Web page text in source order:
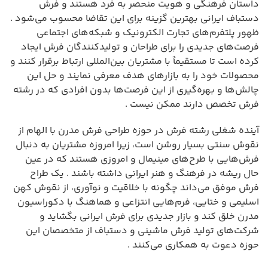
داستان فرهنگی و هویت منحصر به فرد هستند و فرش
دستباف ایرانی بهترین گزینه برای این تقاضا محسوب می‌شود .
ظهور پلتفرم‌های تجارت الکترونیک و شبکه‌های اجتماعی
فرصت‌های جدیدی را برای طراحان و تولیدکنندگان فرش ایجاد
کرده است تا مستقیماً با مشتریان بین‌المللی ارتباط برقرار کنند و
محصولات خود را به بازارهای هدف معرفی نمایند و حل این
چالش‌ها و بهره‌گیری از این فرصت‌ها بدون افرادی که در رشته
فرش تخصص دارند ممکن نیست .
آینده شغلی رشته فرش در حوزه طراحی فرش مدرن با الهام از
نقوش سنتی بسیار روشن است، زیرا امروزه مشتریان به دنبال
فرش‌هایی با طرح‌های مینیمال و امروزی هستند که در عین
حال ریشه در فرهنگ و هنر ایرانی داشته باشند . یک طراح
فرش موفق می‌داند چگونه با خلاقیت و نوآوری، از نقوش کهن
اسلیمی و ختایی، فرم‌هایی انتزاعی و هماهنگ با دکوراسیون
مدرن خلق کند و بازار جدیدی برای فرش ایرانی بگشاید و
شرکت‌های تولید فرش ماشینی و دستباف از متخصصان این
حوزه دعوت به همکاری می‌کنند .